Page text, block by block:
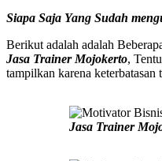
Siapa Saja Yang Sudah
Berikut adalah adalah
Jasa Trainer Mojokerto,
tampilkan karena keterbatasan
Jasa Trainer